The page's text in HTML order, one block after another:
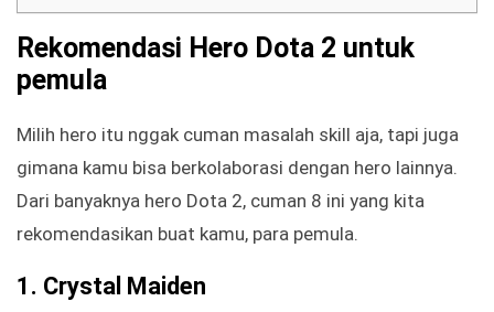
Rekomendasi Hero Dota 2 untuk
pemula
Milih hero itu nggak cuman masalah skill aja, tapi juga
gimana kamu bisa berkolaborasi dengan hero lainnya.
Dari banyaknya hero Dota 2, cuman 8 ini yang kita
rekomendasikan buat kamu, para pemula.
1. Crystal Maiden